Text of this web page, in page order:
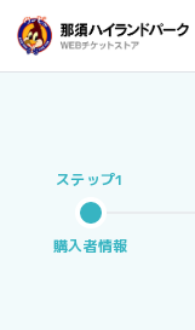
購入者情報